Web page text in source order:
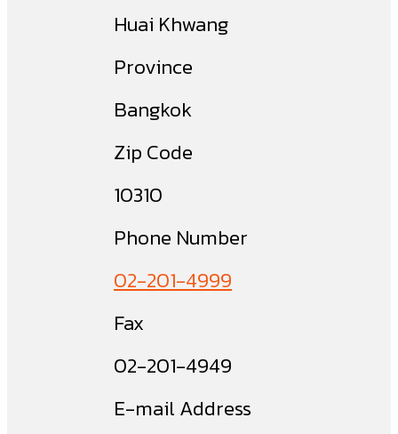
Huai Khwang
Province
Bangkok
Zip Code
10310
Phone Number
02-201-4999
Fax
02-201-4949
E-mail Address